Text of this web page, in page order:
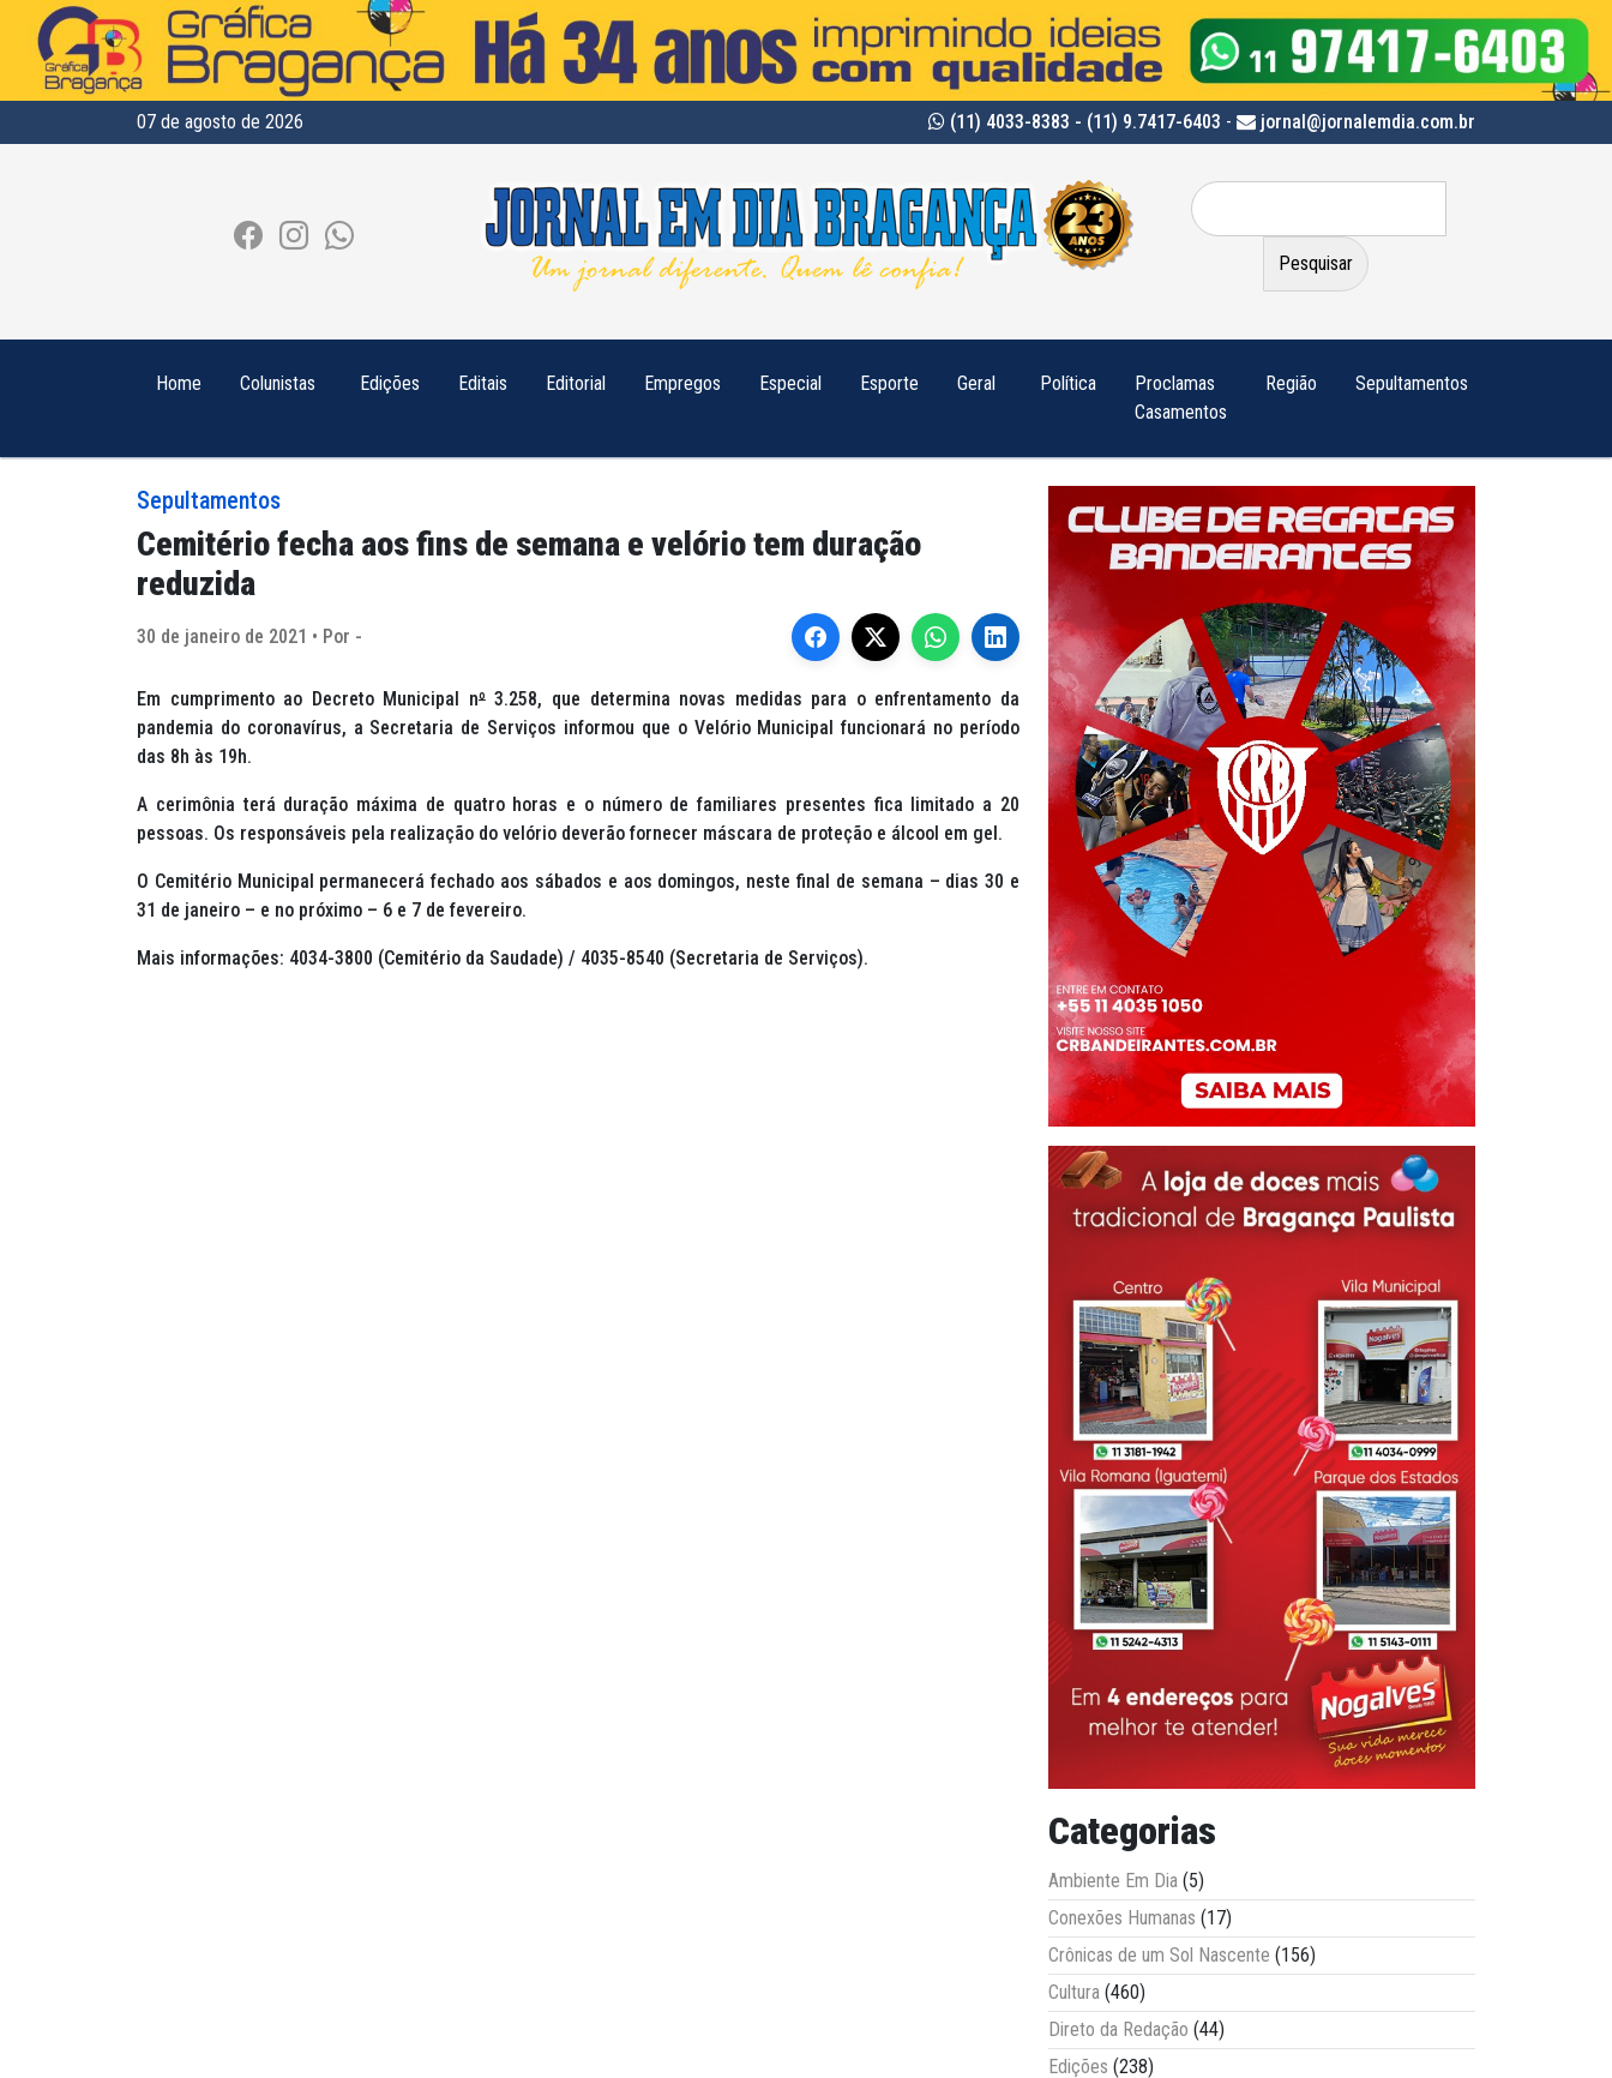
07 de agosto de 2026 (11) 4033-8383 - (11) 9.7417-6403 - jornal@jornalemdia.com.br
Pesquisar
por:
Home Colunistas Edições Editais Editorial Empregos Especial Esporte Geral Política
Proclamas
Casamentos
Região Sepultamentos
Sepultamentos
Cemitério fecha aos fins de semana e velório tem duração
reduzida
30 de janeiro de 2021 • Por -
Em cumprimento ao Decreto Municipal nº3.258, que determina novas medidas para o enfrentamento da
pandemia do coronavírus, a Secretaria de Serviços informou que o Velório Municipal funcionará no período
das 8h às 19h.
A cerimônia terá duração máxima de quatro horas e o número de familiares presentes fica limitado a 20
pessoas. Os responsáveis pela realização do velório deverão fornecer máscara de proteção e álcool em gel.
O Cemitério Municipal permanecerá fechado aos sábados e aos domingos, neste final de semana – dias 30 e
31 de janeiro – e no próximo – 6 e 7 de fevereiro.
Mais informações: 4034-3800 (Cemitério da Saudade) / 4035-8540 (Secretaria de Serviços).
Categorias
Ambiente Em Dia (5)
Conexões Humanas (17)
Crônicas de um Sol Nascente (156)
Cultura (460)
Direto da Redação (44)
Edições (238)